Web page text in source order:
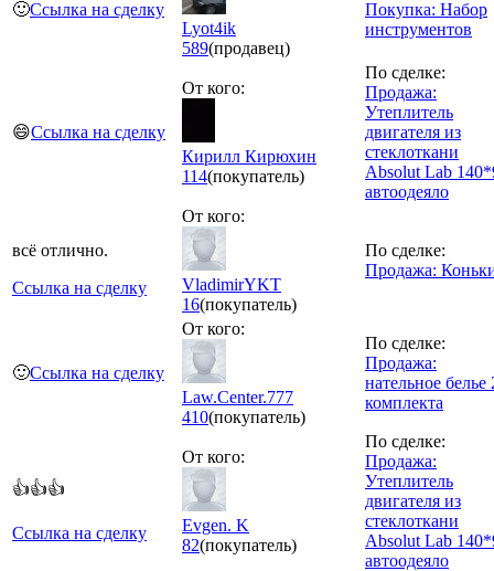
🙂Ссылка на сделку
Lyot4ik
589(продавец)
Покупка: Набор
инструментов
😄Ссылка на сделку
От кого:
Кирилл Кирюхин
114(покупатель)
По сделке:
Продажа:
Утеплитель
двигателя из
стеклоткани
Absolut Lab
автоодеяло
всё отлично.
Ссылка на сделку
От кого:
VladimirYKT
16(покупатель)
По сделке:
Продажа:
🙂Ссылка на сделку
От кого:
Law.Center.777
410(покупатель)
По сделке:
Продажа:
нательное белье
комплекта
👍👍👍
Ссылка на сделку
От кого:
Evgen. K
82(покупатель)
По сделке:
Продажа:
Утеплитель
двигателя из
стеклоткани
Absolut Lab
автоодеяло